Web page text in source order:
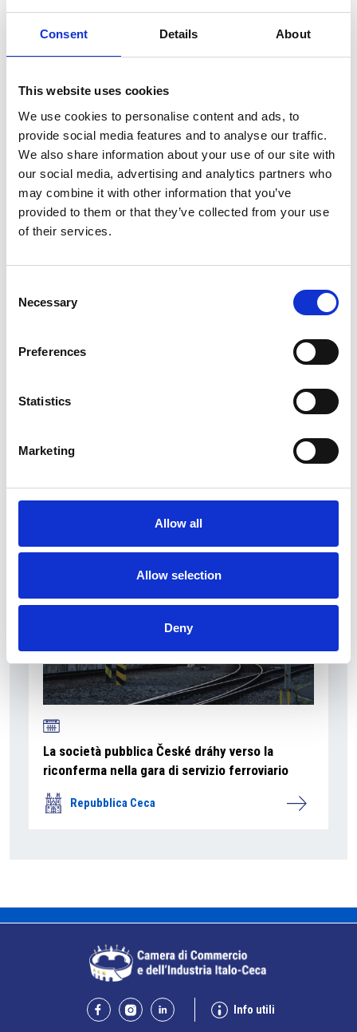
Consent Details About
This website uses cookies
We use cookies to personalise content and ads, to
provide social media features and to analyse our traffic.
We also share information about your use of our site with
our social media, advertising and analytics partners who
may combine it with other information that you’ve
provided to them or that they’ve collected from your use
of their services.
Selection
Necessary
Preferences
Statistics
Marketing
Allow all
Allow selection
Deny
7 Agosto 2026
Nel primo semestre è aumentata fortemente la
costruzione di nuove abitazioni
Repubblica Ceca
Repubblica Ceca
La società pubblica České dráhy verso la
riconferma nella gara di servizio ferroviario
Repubblica Ceca
Info utili